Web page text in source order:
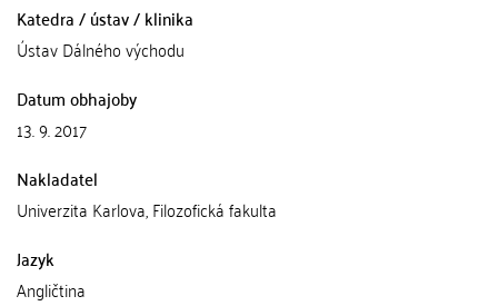
Katedra / ústav / klinika
Ústav Dálného východu
Datum obhajoby
13. 9. 2017
Nakladatel
Univerzita Karlova, Filozofická fakulta
Jazyk
Angličtina